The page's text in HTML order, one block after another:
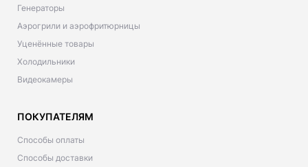
Генераторы
Аэрогрили и аэрофритюрницы
Уценённые товары
Холодильники
Видеокамеры
ПОКУПАТЕЛЯМ
Способы оплаты
Способы доставки